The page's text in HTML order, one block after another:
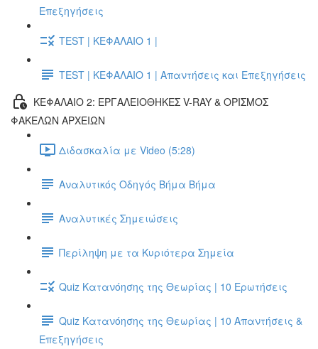
Επεξηγήσεις
TEST | ΚΕΦΑΛΑΙΟ 1 |
TEST | ΚΕΦΑΛΑΙΟ 1 | Απαντήσεις και Επεξηγήσεις
ΚΕΦΑΛΑΙΟ 2: ΕΡΓΑΛΕΙΟΘΗΚΕΣ V-RAY & ΟΡΙΣΜΟΣ
ΦΑΚΕΛΩΝ ΑΡΧΕΙΩΝ
Διδασκαλία με Video (5:28)
Αναλυτικός Οδηγός Βήμα Βήμα
Αναλυτικές Σημειώσεις
Περίληψη με τα Κυριότερα Σημεία
Quiz Κατανόησης της Θεωρίας | 10 Ερωτήσεις
Quiz Κατανόησης της Θεωρίας | 10 Απαντήσεις &
Επεξηγήσεις